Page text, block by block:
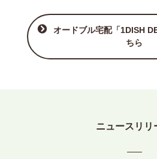
オードブル宅配「1DISH
ちら
ニュースリリ